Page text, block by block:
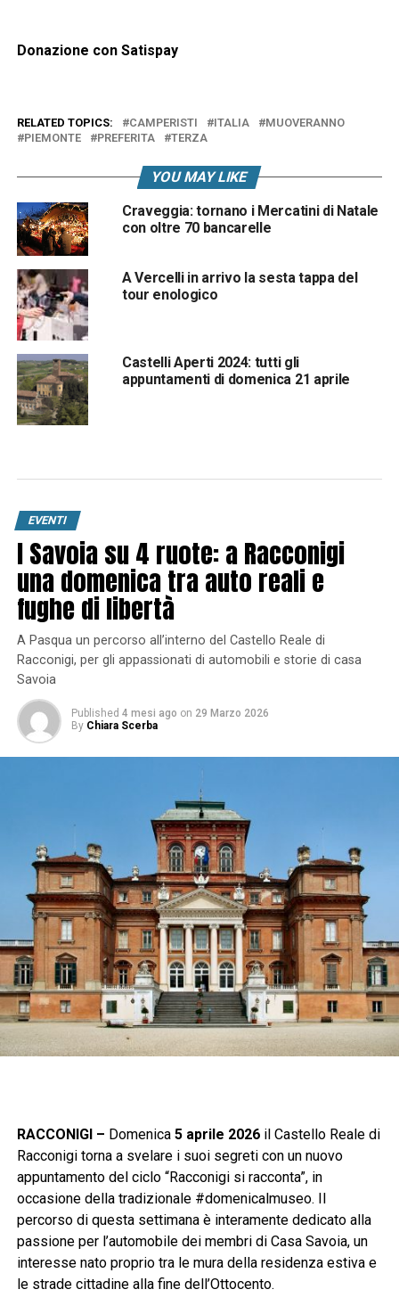
Donazione con Satispay
RELATED TOPICS: CAMPERISTI ITALIA
MUOVERANNO
PIEMONTE
PREFERITA TERZA
YOU MAY LIKE
Craveggia: tornano i Mercatini di Natale
con oltre 70 bancarelle
A Vercelli in arrivo la sesta tappa del
tour enologico
Castelli Aperti 2024: tutti gli
appuntamenti di domenica 21 aprile
EVENTI
I Savoia su 4 ruote: a Racconigi
una domenica tra auto reali e
fughe di libertà
A Pasqua un percorso all’interno del Castello Reale di
Racconigi, per gli appassionati di automobili e storie di casa
Savoia
Published 4 mesi ago on 29 Marzo 2026
By Chiara Scerba
RACCONIGI – Domenica 5 aprile 2026il Castello Reale di
Racconigi torna a svelare i suoi segreti con un nuovo
appuntamento del ciclo “Racconigi si racconta”, in
occasione della tradizionale #domenicalmuseo. Il
percorso di questa settimana è interamente dedicato alla
passione per l’automobile dei membri di Casa Savoia, un
interesse nato proprio tra le mura della residenza estiva e
le strade cittadine alla fine dell’Ottocento.